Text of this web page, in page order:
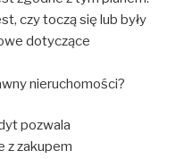
czy toczą się lub były
dotyczące
nieruchomości?
pozwala
z zakupem